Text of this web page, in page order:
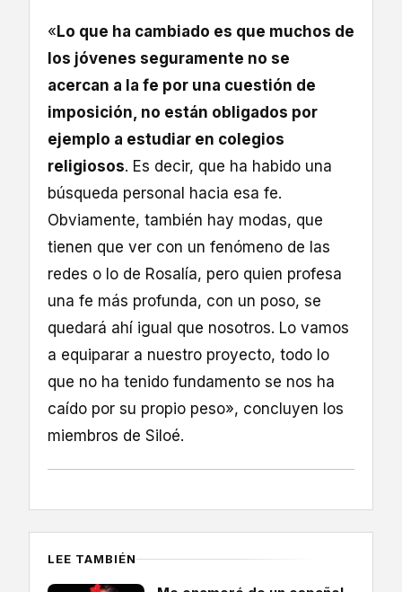
«Lo que ha cambiado es que muchos de
los jóvenes seguramente no se
acercan a la fe por una cuestión de
imposición, no están obligados por
ejemplo a estudiar en colegios
religiosos. Es decir, que ha habido una
búsqueda personal hacia esa fe.
Obviamente, también hay modas, que
tienen que ver con un fenómeno de las
redes o lo de Rosalía, pero quien profesa
una fe más profunda, con un poso, se
quedará ahí igual que nosotros. Lo vamos
a equiparar a nuestro proyecto, todo lo
que no ha tenido fundamento se nos ha
caído por su propio peso», concluyen los
miembros de Siloé.
LEE TAMBIÉN